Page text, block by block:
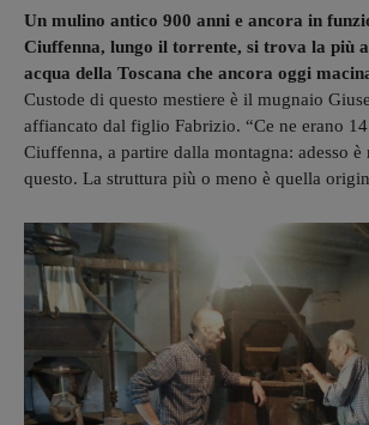
Un mulino antico 900 anni e ancora in
Ciuffenna, lungo il torrente, si trova la più
acqua della Toscana che ancora oggi
Custode di questo mestiere è il mugnaio
affiancato dal figlio Fabrizio. “Ce ne erano
Ciuffenna, a partire dalla montagna: adesso è
questo. La struttura più o meno è quella